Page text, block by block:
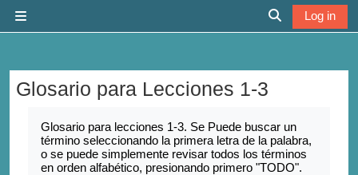
Toggle search
Log in
Glosario para Lecciones 1-3
Glosario para lecciones 1-3. Se Puede buscar un
término seleccionando la primera letra de la palabra,
o se puede simplemente revisar todos los términos
en orden alfabético, presionando primero "TODO".